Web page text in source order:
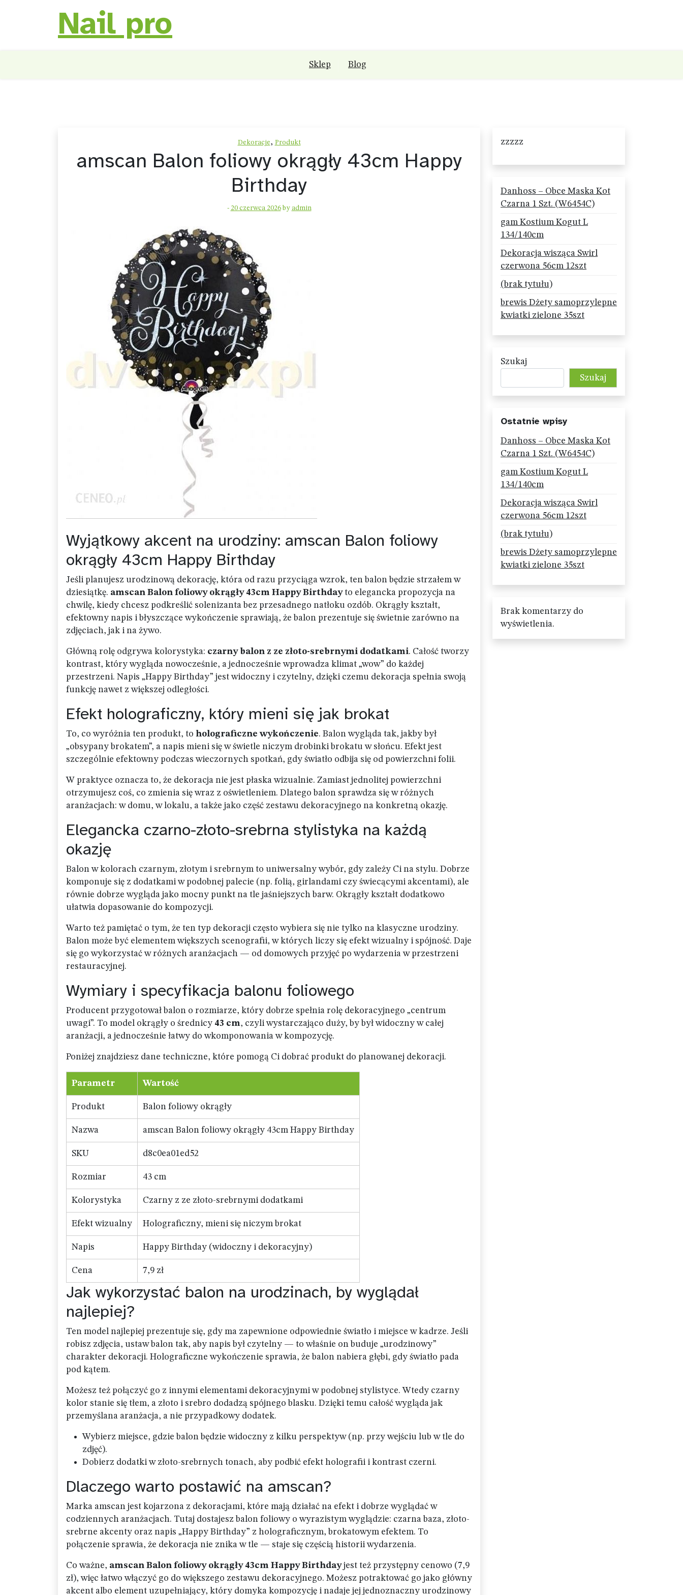
Nail pro
Sklep Blog
Dekoracje, Produkt
amscan Balon foliowy okrągły 43cm Happy
Birthday
- 20 czerwca 2026by admin
Wyjątkowy akcent na urodziny: amscan Balon foliowy
okrągły 43cm Happy Birthday
Jeśli planujesz urodzinową dekorację, która od razu przyciąga wzrok, ten balon będzie strzałem w
dziesiątkę. amscan Balon foliowy okrągły 43cm Happy Birthdayto elegancka propozycja na
chwilę, kiedy chcesz podkreślić solenizanta bez przesadnego natłoku ozdób. Okrągły kształt,
efektowny napis i błyszczące wykończenie sprawiają, że balon prezentuje się świetnie zarówno na
zdjęciach, jak i na żywo.
Główną rolę odgrywa kolorystyka: czarny balon z ze złoto-srebrnymi dodatkami. Całość tworzy
kontrast, który wygląda nowocześnie, a jednocześnie wprowadza klimat „wow” do każdej
przestrzeni. Napis „Happy Birthday” jest widoczny i czytelny, dzięki czemu dekoracja spełnia swoją
funkcję nawet z większej odległości.
Efekt holograficzny, który mieni się jak brokat
To, co wyróżnia ten produkt, to holograficzne wykończenie. Balon wygląda tak, jakby był
„obsypany brokatem”, a napis mieni się w świetle niczym drobinki brokatu w słońcu. Efekt jest
szczególnie efektowny podczas wieczornych spotkań, gdy światło odbija się od powierzchni folii.
W praktyce oznacza to, że dekoracja nie jest płaska wizualnie. Zamiast jednolitej powierzchni
otrzymujesz coś, co zmienia się wraz z oświetleniem. Dlatego balon sprawdza się w różnych
aranżacjach: w domu, w lokalu, a także jako część zestawu dekoracyjnego na konkretną okazję.
Elegancka czarno-złoto-srebrna stylistyka na każdą
okazję
Balon w kolorach czarnym, złotym i srebrnym to uniwersalny wybór, gdy zależy Ci na stylu. Dobrze
komponuje się z dodatkami w podobnej palecie (np. folią, girlandami czy świecącymi akcentami), ale
równie dobrze wygląda jako mocny punkt na tle jaśniejszych barw. Okrągły kształt dodatkowo
ułatwia dopasowanie do kompozycji.
Warto też pamiętać o tym, że ten typ dekoracji często wybiera się nie tylko na klasyczne urodziny.
Balon może być elementem większych scenografii, w których liczy się efekt wizualny i spójność. Daje
się go wykorzystać w różnych aranżacjach — od domowych przyjęć po wydarzenia w przestrzeni
restauracyjnej.
Wymiary i specyfikacja balonu foliowego
Producent przygotował balon o rozmiarze, który dobrze spełnia rolę dekoracyjnego „centrum
uwagi”. To model okrągły o średnicy 43 cm, czyli wystarczająco duży, by był widoczny w całej
aranżacji, a jednocześnie łatwy do wkomponowania w kompozycję.
Poniżej znajdziesz dane techniczne, które pomogą Ci dobrać produkt do planowanej dekoracji.
Parametr Wartość
Produkt Balon foliowy okrągły
Nazwa amscan Balon foliowy okrągły 43cm Happy Birthday
SKU d8c0ea01ed52
Rozmiar 43 cm
Kolorystyka Czarny z ze złoto-srebrnymi dodatkami
Efekt wizualny Holograficzny, mieni się niczym brokat
Napis Happy Birthday (widoczny i dekoracyjny)
Cena 7,9 zł
Jak wykorzystać balon na urodzinach, by wyglądał
najlepiej?
Ten model najlepiej prezentuje się, gdy ma zapewnione odpowiednie światło i miejsce w kadrze. Jeśli
robisz zdjęcia, ustaw balon tak, aby napis był czytelny — to właśnie on buduje „urodzinowy”
charakter dekoracji. Holograficzne wykończenie sprawia, że balon nabiera głębi, gdy światło pada
pod kątem.
Możesz też połączyć go z innymi elementami dekoracyjnymi w podobnej stylistyce. Wtedy czarny
kolor stanie się tłem, a złoto i srebro dodadzą spójnego blasku. Dzięki temu całość wygląda jak
przemyślana aranżacja, a nie przypadkowy dodatek.
Wybierz miejsce, gdzie balon będzie widoczny z kilku perspektyw (np. przy wejściu lub w tle do
zdjęć).
Dobierz dodatki w złoto-srebrnych tonach, aby podbić efekt holografii i kontrast czerni.
Dlaczego warto postawić na amscan?
Marka amscan jest kojarzona z dekoracjami, które mają działać na efekt i dobrze wyglądać w
codziennych aranżacjach. Tutaj dostajesz balon foliowy o wyrazistym wyglądzie: czarna baza, złoto-
srebrne akcenty oraz napis „Happy Birthday” z holograficznym, brokatowym efektem. To
połączenie sprawia, że dekoracja nie znika w tle — staje się częścią historii wydarzenia.
Co ważne, amscan Balon foliowy okrągły 43cm Happy Birthdayjest też przystępny cenowo (7,9
zł), więc łatwo włączyć go do większego zestawu dekoracyjnego. Możesz potraktować go jako główny
akcent albo element uzupełniający, który domyka kompozycję i nadaje jej jednoznaczny urodzinowy
zzzzz
Danhoss – Obce Maska Kot
Czarna 1 Szt. (W6454C)
gam Kostium Kogut L
134/140cm
Dekoracja wisząca Swirl
czerwona 56cm 12szt
(brak tytułu)
brewis Dżety samoprzylepne
kwiatki zielone 35szt
Szukaj
Szukaj
Ostatnie wpisy
Danhoss – Obce Maska Kot
Czarna 1 Szt. (W6454C)
gam Kostium Kogut L
134/140cm
Dekoracja wisząca Swirl
czerwona 56cm 12szt
(brak tytułu)
brewis Dżety samoprzylepne
kwiatki zielone 35szt
Brak komentarzy do
wyświetlenia.